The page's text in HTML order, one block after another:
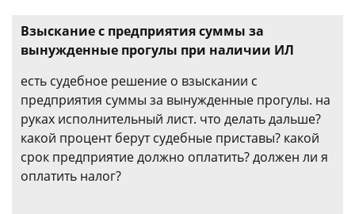
Взыскание с предприятия суммы за
вынужденные прогулы при наличии ИЛ
есть судебное решение о взыскании с
предприятия суммы за вынужденные прогулы. на
руках исполнительный лист. что делать дальше?
какой процент берут судебные приставы? какой
срок предприятие должно оплатить? должен ли я
оплатить налог?